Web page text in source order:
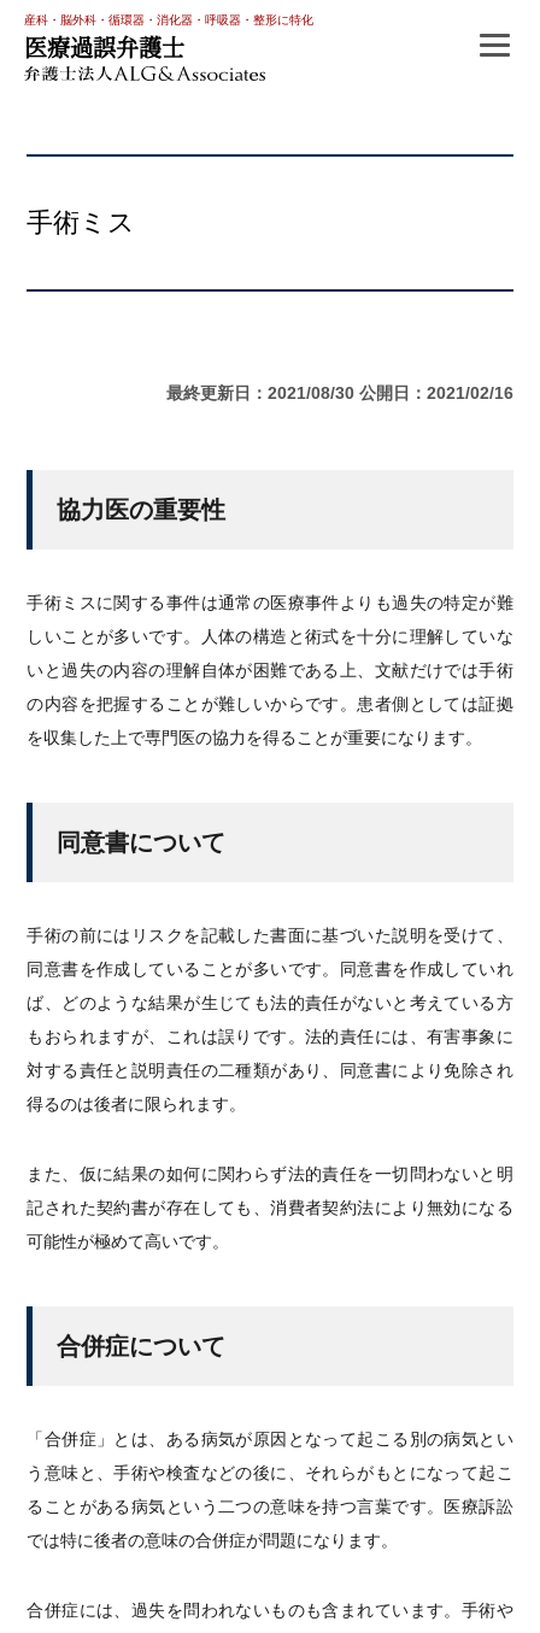
産科・脳外科・循環器・消化器・呼吸器・整形に特化
医療過誤弁護士
手術ミス
最終更新日：2021/08/30 公開日：2021/02/16
協力医の重要性
手術ミスに関する事件は通常の医療事件よりも過失の特定が難
しいことが多いです。人体の構造と術式を十分に理解していな
いと過失の内容の理解自体が困難である上、文献だけでは手術
の内容を把握することが難しいからです。患者側としては証拠
を収集した上で専門医の協力を得ることが重要になります。
同意書について
手術の前にはリスクを記載した書面に基づいた説明を受けて、
同意書を作成していることが多いです。同意書を作成していれ
ば、どのような結果が生じても法的責任がないと考えている方
もおられますが、これは誤りです。法的責任には、有害事象に
対する責任と説明責任の二種類があり、同意書により免除され
得るのは後者に限られます。
また、仮に結果の如何に関わらず法的責任を一切問わないと明
記された契約書が存在しても、消費者契約法により無効になる
可能性が極めて高いです。
合併症について
「合併症」とは、ある病気が原因となって起こる別の病気とい
う意味と、手術や検査などの後に、それらがもとになって起こ
ることがある病気という二つの意味を持つ言葉です。医療訴訟
では特に後者の意味の合併症が問題になります。
合併症には、過失を問われないものも含まれています。手術や